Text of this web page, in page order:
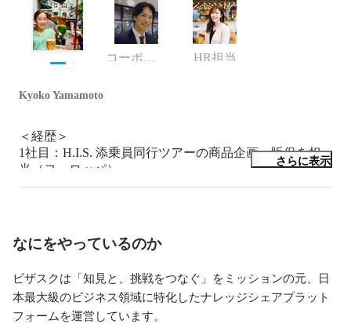
コーポレート・スタッフ HR担当
Kyoko Yamamoto
＜経歴＞
1社目：H.I.S. 添乗員同行ツアーの商品企画・販促を担
当（ヨーロッパ）
学生旅行の責任者も兼任。訪問国は35か国以上。
特に面接練習や自己分析、効率の良い転職活動の提案が
得意分野。
当
3社目：ビザスク　プロジェクトマネージャー
さらに表示
なにをやっているのか
ビザスクは「知見と、挑戦をつなぐ」をミッションの元、日
本最大級のビジネス領域に特化したナレッジシェアプラット
フォームを運営しています。